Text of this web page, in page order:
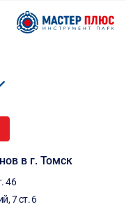
в г. Томск
46
7 ст. 6